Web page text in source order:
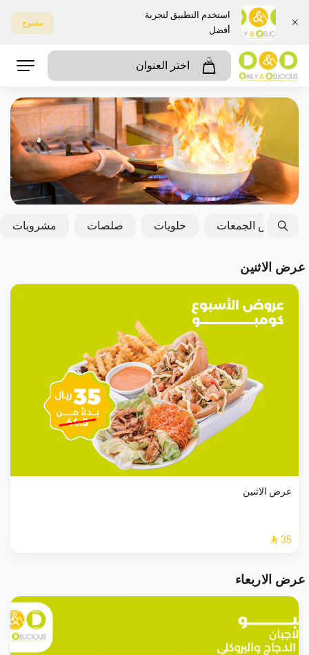
استخدم التطبيق لتجربة
أفضل
مفتوح
اختر العنوان
بوكس الجمعات حلويات صلصات مشروبات
عرض الاثنين
عرض الاثنين
عرض الاربعاء